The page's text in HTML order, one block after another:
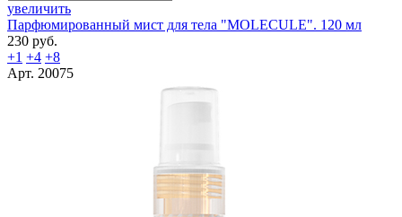
увеличить
Парфюмированный мист для тела "MOLECULE". 120 мл
230 руб.
+1 +4 +8
Арт. 20075